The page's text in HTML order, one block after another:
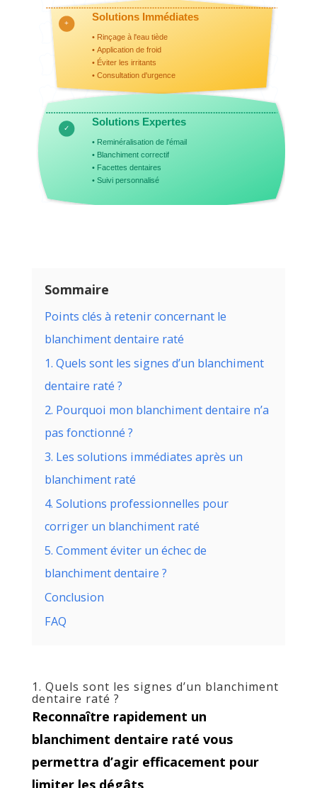
+
Solutions Immédiates
• Rinçage à l'eau tiède
• Application de froid
• Éviter les irritants
• Consultation d'urgence
✓
Solutions Expertes
• Reminéralisation de l'émail
• Blanchiment correctif
• Facettes dentaires
• Suivi personnalisé
Sommaire
Points clés à retenir concernant le
blanchiment dentaire raté
1. Quels sont les signes d’un blanchiment
dentaire raté ?
2. Pourquoi mon blanchiment dentaire n’a
pas fonctionné ?
3. Les solutions immédiates après un
blanchiment raté
4. Solutions professionnelles pour
corriger un blanchiment raté
5. Comment éviter un échec de
blanchiment dentaire ?
Conclusion
FAQ
1. Quels sont les signes d’un blanchiment
dentaire raté ?
Reconnaître rapidement un
blanchiment dentaire raté vous
permettra d’agir efficacement pour
limiter les dégâts.